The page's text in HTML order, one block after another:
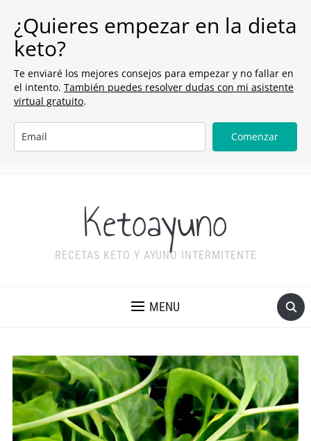
¿Quieres empezar en la dieta
keto?
Te enviaré los mejores consejos para empezar y no fallar en
el intento. También puedes resolver dudas con mi asistente
virtual gratuito.
Comenzar
Ketoayuno
RECETAS KETO Y AYUNO INTERMITENTE
MENU